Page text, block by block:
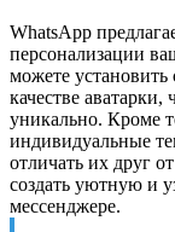
WhatsApp
персонализации
можете установить
качестве
уникально. Кроме
индивидуальные
отличать их друг
создать уютную и
мессенджере.